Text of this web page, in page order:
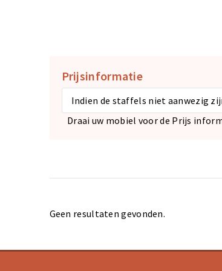
Prijsinformatie
Indien de staffels niet aanwezig
Draai uw mobiel voor de Prijs
Geen resultaten gevonden.